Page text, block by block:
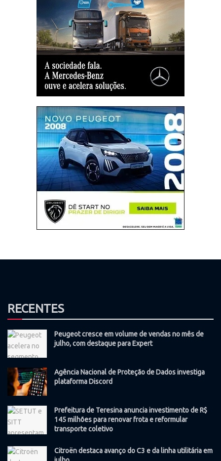
RECENTES
Peugeot cresce em volume de vendas no mês de
julho, com destaque para Expert
Agência Nacional de Proteção de Dados investiga
plataforma Discord
Prefeitura de Teresina anuncia investimento de R$
145 milhões para renovar frota e reformular
transporte coletivo
Citroën destaca avanço do C3 e da linha utilitária em